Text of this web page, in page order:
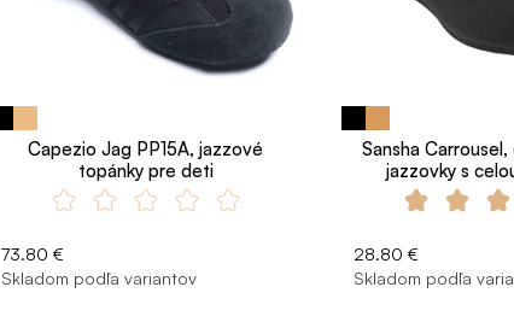
Capezio Jag PP15A, jazzové
topánky pre deti
73.80 €
Skladom podľa variantov
Sansha
jazzovky s
28.80 €
Skladom podľa